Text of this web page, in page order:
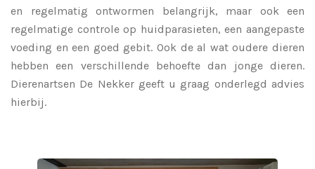
en regelmatig ontwormen belangrijk, maar ook een
regelmatige controle op huidparasieten, een aangepaste
voeding en een goed gebit. Ook de al wat oudere dieren
hebben een verschillende behoefte dan jonge dieren.
Dierenartsen De Nekker geeft u graag onderlegd advies
hierbij.